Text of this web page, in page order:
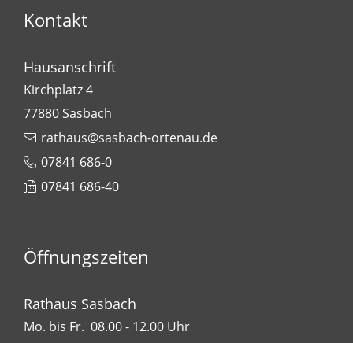
Kontakt
Hausanschrift
Kirchplatz 4
77880Sasbach
rathaus@sasbach-ortenau.de
07841 686-0
07841 686-40
Öffnungszeiten
Rathaus Sasbach
Mo. bis Fr. 08.00 - 12.00 Uhr